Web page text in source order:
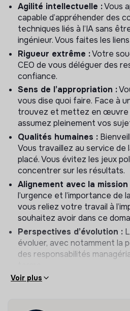
dédié).
Optimisation du temps du
manière proactive les
automatiser et éliminer les
ajoutée du CEO, ainsi que
déléguées. Prend en charge
d’économiser le temps du
possibles.
Architecture des réunions :
réunion efficaces, facilite les
s’assure que chaque réunion
claires avec des responsables
2. Opérations et
Anticipation et autonomie :
proactive les
inefficacités et met en œuvre
attendre de directive. Comble
organisationnelles de
systèmes répétables et
fonctionnement de
(relevés de décisions, plans
Agilité intellectuelle :Vous
capable d’appréhender des
techniques liés à l’IA sans
ingénieur. Vous faites les
Rigueur extrême :Votre
CEO de vous déléguer des
confiance.
Sens de l’appropriation :
vous dise quoi faire. Face à
trouvez et mettez en œuvre
assumez pleinement vos
Qualités humaines :
Vous travaillez au service de
placé. Vous évitez les jeux
concentrer sur les résultats.
Alignement avec la mission
l’urgence et l’importance de
vous reliez votre travail à
souhaitez avoir dans ce
Perspectives d’évolution :
évoluer, avec notamment la
des responsabilités
Prérequis obligatoires
Voir plus